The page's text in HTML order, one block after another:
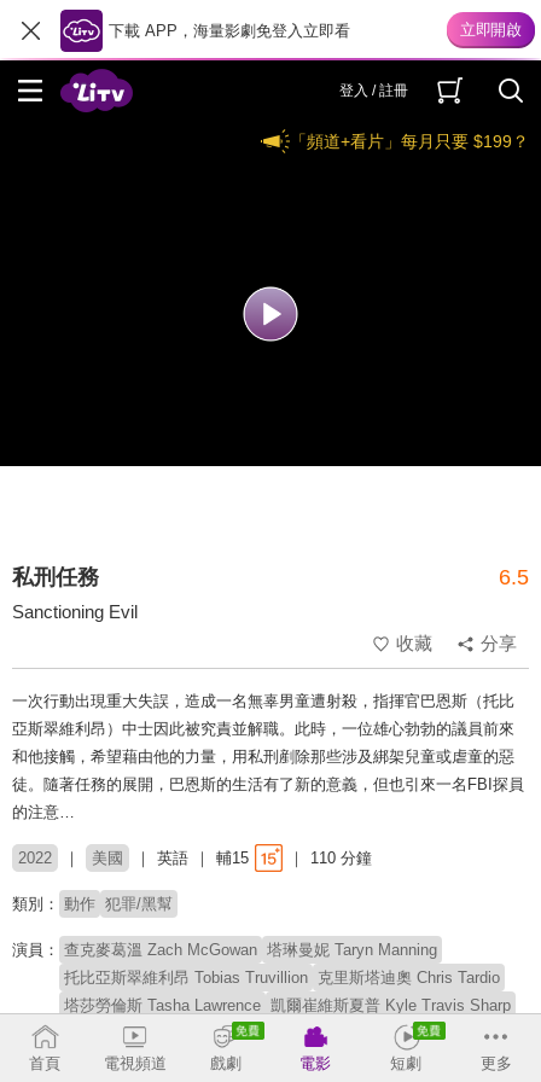
下載 APP，海量影劇免登入立即看
登入 / 註冊
「頻道+看片」每月只要 $199？
私刑任務 6.5
Sanctioning Evil
收藏
分享
一次行動出現重大失誤，造成一名無辜男童遭射殺，指揮官巴恩斯（托比
亞斯翠維利昂）中士因此被究責並解職。此時，一位雄心勃勃的議員前來
和他接觸，希望藉由他的力量，用私刑剷除那些涉及綁架兒童或虐童的惡
徒。隨著任務的展開，巴恩斯的生活有了新的意義，但也引來一名FBI探員
的注意…
2022 美國 英語 輔15 110 分鐘
類別： 動作 犯罪/黑幫
演員： 查克麥葛溫 Zach McGowan 塔琳曼妮 Taryn Manning
托比亞斯翠維利昂 Tobias Truvillion 克里斯塔迪奧 Chris Tardio
塔莎勞倫斯 Tasha Lawrence 凱爾崔維斯夏普 Kyle Travis Sharp
貝西貝特勒 Betsy Beutler 蕾拉奧瑪斯蘿絲 Leila Almas Rose
貝瑞科爾曼 Barry Kolman
傑米薩瓦洛斯 Jaime Zevallos
首頁 電視頻道 戲劇 電影 短劇 更多